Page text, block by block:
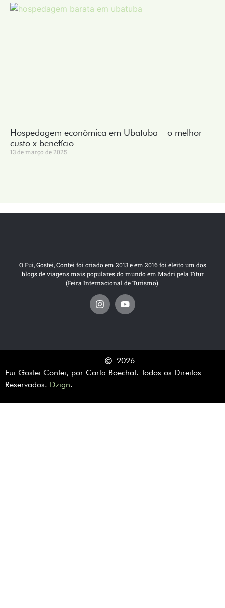
Hospedagem econômica em Ubatuba – o melhor
custo x benefício
13 de março de 2025
O Fui, Gostei, Contei foi criado em 2013 e em 2016 foi eleito um dos
blogs de viagens mais populares do mundo em Madri pela Fitur
(Feira Internacional de Turismo).
2026
Fui Gostei Contei, por Carla Boechat. Todos os Direitos
Reservados. Dzign.